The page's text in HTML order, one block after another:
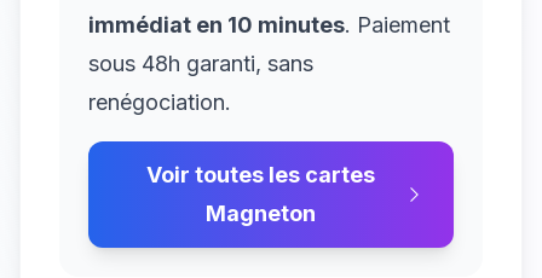
immédiat en 10 minutes. Paiement
sous 48h garanti, sans
renégociation.
Voir toutes les cartes
Magneton